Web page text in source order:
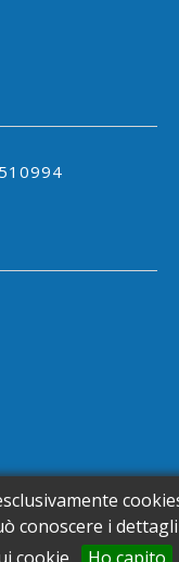
conoscere i dettagli
Previti - Zoagli (Ge)
Web65 Design Agency